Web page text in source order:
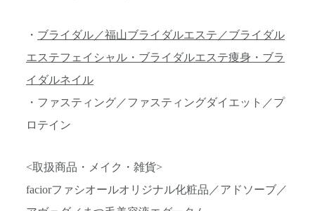
・ ブライダル／福山ブライダルエステ／ブライダル
エステフェイシャル・ブライダルエステ痩身・ブラ
イダルネイル
・ファスティング／ファスティングダイエット／プ
ロテイン
<取扱商品・メイク・雑貨>
faciorファシオールオリジナル化粧品／アドソーブ／